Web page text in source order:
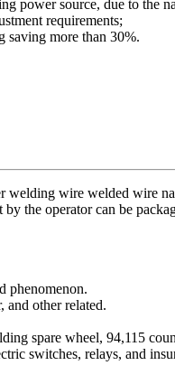
power source, due to the
requirements;
saving more than 30%.
welding wire welded wire
by the operator can be
phenomenon.
, and other related.
spare wheel, 94,115
switches, relays, and